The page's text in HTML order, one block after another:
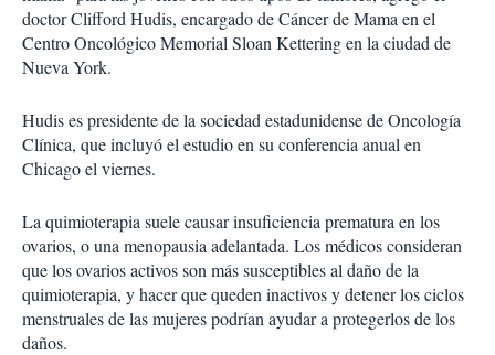
doctor Clifford Hudis, encargado de Cáncer de Mama en el
Centro Oncológico Memorial Sloan Kettering en la ciudad de
Nueva York.
Hudis es presidente de la sociedad estadunidense de Oncología
Clínica, que incluyó el estudio en su conferencia anual en
Chicago el viernes.
La quimioterapia suele causar insuficiencia prematura en los
ovarios, o una menopausia adelantada. Los médicos consideran
que los ovarios activos son más susceptibles al daño de la
quimioterapia, y hacer que queden inactivos y detener los ciclos
menstruales de las mujeres podrían ayudar a protegerlos de los
daños.